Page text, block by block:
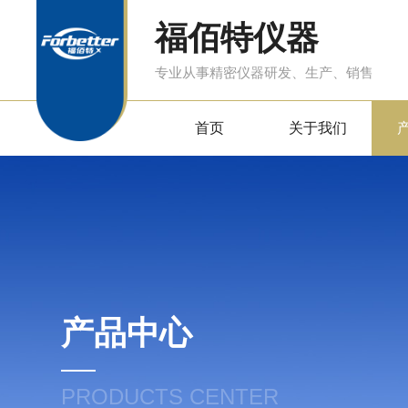
福佰特仪器
专业从事精密仪器研发、生产、销售
首页 关于我们
产品中心
PRODUCTS CENTER